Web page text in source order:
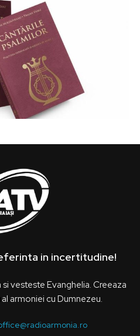
in incertitudine!
vesteste Evanghelia. Creeaza
armoniei cu Dumnezeu.